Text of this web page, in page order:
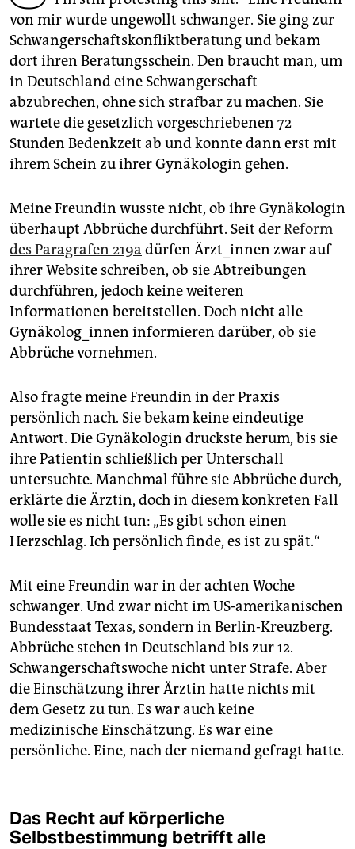
epaper login
von mir wurde ungewollt schwanger. Sie ging zur
Schwangerschaftskonfliktberatung und bekam
dort ihren Beratungsschein. Den braucht man, um
in Deutschland eine Schwangerschaft
abzubrechen, ohne sich strafbar zu machen. Sie
wartete die gesetzlich vorgeschriebenen 72
Stunden Bedenkzeit ab und konnte dann erst mit
ihrem Schein zu ihrer Gynäkologin gehen.
Meine Freundin wusste nicht, ob ihre Gynäkologin
überhaupt Abbrüche durchführt. Seit derReform
des Paragrafen 219a dürfen Ärzt_innen zwar auf
ihrer Website schreiben, ob sie Abtreibungen
durchführen, jedoch keine weiteren
Informationen bereitstellen. Doch nicht alle
Gynäkolog_innen informieren darüber, ob sie
Abbrüche vornehmen.
Also fragte meine Freundin in der Praxis
persönlich nach. Sie bekam keine eindeutige
Antwort. Die Gynäkologin druckste herum, bis sie
ihre Patientin schließlich per Unterschall
untersuchte. Manchmal führe sie Abbrüche durch,
erklärte die Ärztin, doch in diesem konkreten Fall
wolle sie es nicht tun: „Es gibt schon einen
Herzschlag. Ich persönlich finde, es ist zu spät.“
Mit eine Freundin war in der achten Woche
schwanger. Und zwar nicht im US-amerikanischen
Bundesstaat Texas, sondern in Berlin-Kreuzberg.
Abbrüche stehen in Deutschland bis zur 12.
Schwangerschaftswoche nicht unter Strafe. Aber
die Einschätzung ihrer Ärztin hatte nichts mit
dem Gesetz zu tun. Es war auch keine
medizinische Einschätzung. Es war eine
persönliche. Eine, nach der niemand gefragt hatte.
Das Recht auf körperliche
Selbstbestimmung betrifft alle